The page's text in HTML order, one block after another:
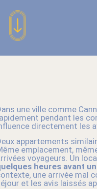
une ville comme
pendant les
directement les
appartements
emplacement,
voyageurs. Un
heures avant
une arrivée mal
et les avis laissés